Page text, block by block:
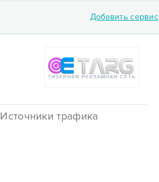
Добавить сервис
Источники трафика